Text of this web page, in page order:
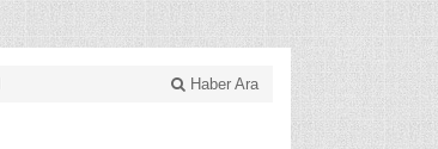
Haber Ara